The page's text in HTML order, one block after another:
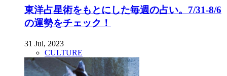
東洋占星術をもとにした毎週の占い。7/31-8/6
の運勢をチェック！
31 Jul, 2023
CULTURE